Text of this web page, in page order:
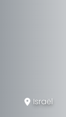
Israël